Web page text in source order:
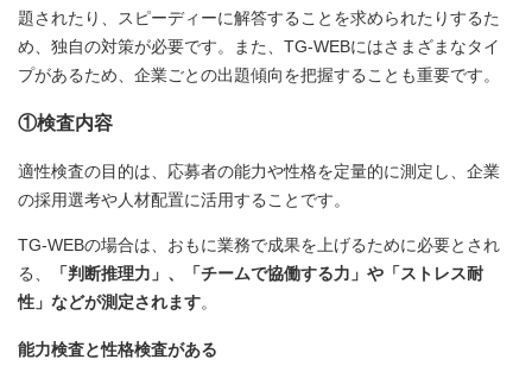
題されたり、スピーディーに解答することを求められたりするた
め、独自の対策が必要です。また、TG-WEBにはさまざまなタイ
プがあるため、企業ごとの出題傾向を把握することも重要です。
①検査内容
適性検査の目的は、応募者の能力や性格を定量的に測定し、企業
の採用選考や人材配置に活用することです。
TG-WEBの場合は、おもに業務で成果を上げるために必要とされ
る、
「判断推理力」、「チームで協働する力」や「ストレス耐
性」などが測定されます。
能力検査と性格検査がある